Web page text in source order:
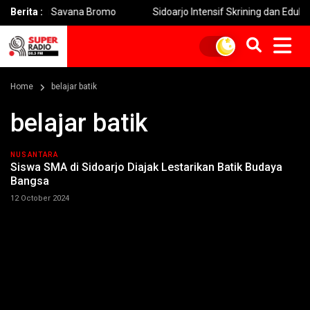
Berita :
di Savana Bromo Sidoarjo Intensif Skrining dan Edukasi
Home belajar batik
belajar batik
NUSANTARA
Siswa SMA di Sidoarjo Diajak Lestarikan Batik Budaya
Bangsa
12 October 2024